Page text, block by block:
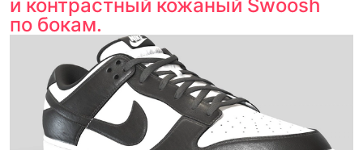
и контрастный кожаный Swoosh
по бокам.